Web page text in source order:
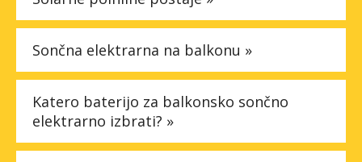
Sončna elektrarna na balkonu »
Katero baterijo za balkonsko sončno
elektrarno izbrati? »